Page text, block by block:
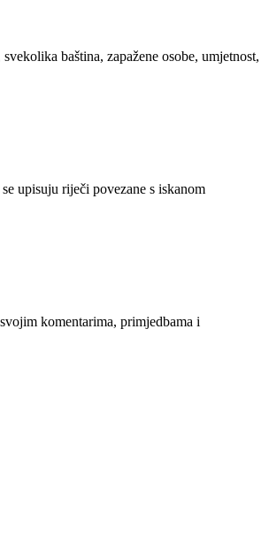
baština, zapažene osobe, umjetnost,
upisuju riječi povezane s iskanom
komentarima, primjedbama i